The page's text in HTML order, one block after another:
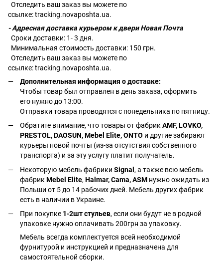
Отследить ваш заказ вы можете по
ссылке:tracking.novaposhta.ua.
- Адресная доставка курьером к двери Новая Почта
Сроки доставки: 1- 3 дня.
Минимальная стоимость доставки: 150 грн.
Отследить ваш заказ вы можете по
ссылке:tracking.novaposhta.ua.
Дополнительная информация о доставке:
Чтобы товар был отправлен в день заказа, оформить
его нужно до 13:00.
Отправки товара проводятся с понедельника по пятницу.
Обратите внимание, что товары от фабрикAMF, LOVKO,
PRESTOL, DAOSUN, Mebel Elite, ONTO и другие забирают
курьеры новой почты (из-за отсутствия собственного
транспорта) и за эту услугу платит получатель.
Некоторую мебель фабрики Signal , а также всю мебель
фабрик Mebel Elite, Halmar, Cama, ASM нужно ожидать из
Польши от 5 до 14 рабочих дней. Мебель других фабрик
есть в наличии в Украине.
При покупке 1-2шт стульев, если они будут не в родной
упаковке нужно оплачивать 200грн за упаковку.
Мебель всегда комплектуется всей необходимой
фурнитурой и инструкцией и предназначена для
самостоятельной сборки.